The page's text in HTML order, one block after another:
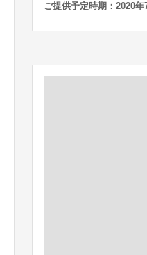
ご提供予定時期：2020